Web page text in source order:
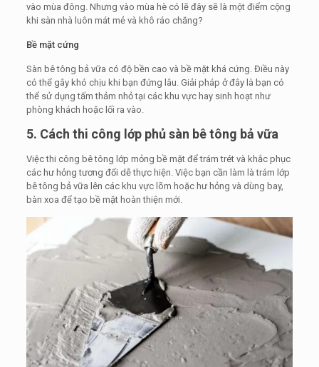
vào mùa đông. Nhưng vào mùa hè có lẽ đây sẽ là một điểm cộng
khi sàn nhà luôn mát mẻ và khô ráo chăng?
Bề mặt cứng
Sàn bê tông bả vữa có độ bền cao và bề mặt khá cứng. Điều này
có thể gây khó chịu khi bạn đứng lâu. Giải pháp ở đây là bạn có
thể sử dụng tấm thảm nhỏ tại các khu vực hay sinh hoạt như
phòng khách hoặc lối ra vào.
5. Cách thi công lớp phủ sàn bê tông bả vữa
Việc thi công bê tông lớp mỏng bề mặt để trám trét và khắc phục
các hư hỏng tương đối dễ thực hiện. Việc bạn cần làm là trám lớp
bê tông bả vữa lên các khu vực lõm hoặc hư hỏng và dùng bay,
bàn xoa để tạo bề mặt hoàn thiện mới.